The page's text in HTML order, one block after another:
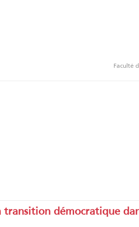
Faculté
démocratique